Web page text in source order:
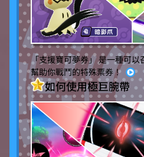
「支援寶可夢券」 是一種可以
幫助你戰鬥的特殊票券！
如何使用極巨腕帶